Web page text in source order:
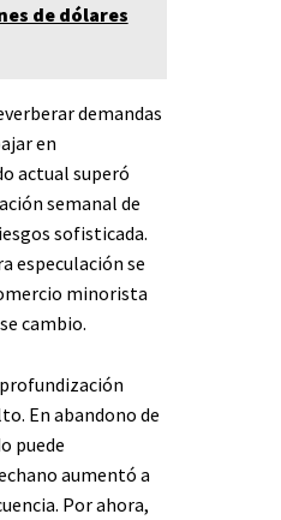
de dólares
demandas
en
actual superó
semanal de
sofisticada.
especulación se
minorista
cambio.
En abandono de
puede
aumentó a
Por ahora,